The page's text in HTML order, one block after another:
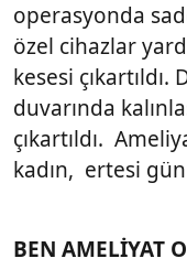
operasyonda
özel cihazlar
kesesi
duvarında
çıkartıldı.
kadın, ertesi
BEN AMELİYAT